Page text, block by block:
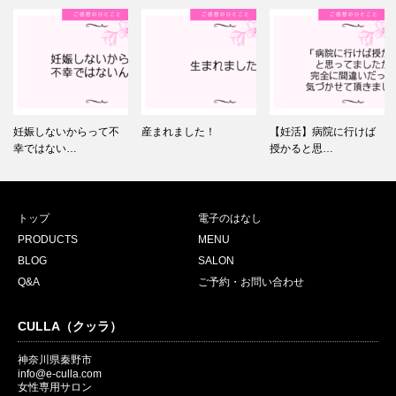
妊娠しないからって不
幸ではない…
産まれました！
【妊活】病院に行けば
授かると思…
トップ
電子のはなし
PRODUCTS
MENU
BLOG
SALON
Q&A
ご予約・お問い合わせ
CULLA（クッラ）
神奈川県秦野市
info@e-culla.com
女性専用サロン